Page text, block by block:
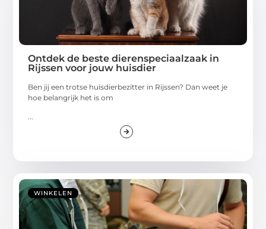
Ontdek de beste dierenspeciaalzaak in
Rijssen voor jouw huisdier
Ben jij een trotse huisdierbezitter in Rijssen? Dan weet je
hoe belangrijk het is om
WINKELEN